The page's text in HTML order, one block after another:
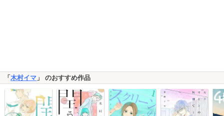
「 木村イマ 」 のおすすめ作品